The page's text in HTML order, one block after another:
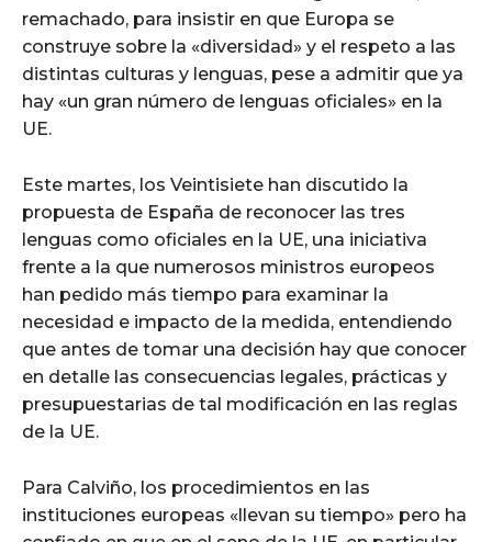
remachado, para insistir en que Europa se
construye sobre la «diversidad» y el respeto a las
distintas culturas y lenguas, pese a admitir que ya
hay «un gran número de lenguas oficiales» en la
UE.
Este martes, los Veintisiete han discutido la
propuesta de España de reconocer las tres
lenguas como oficiales en la UE, una iniciativa
frente a la que numerosos ministros europeos
han pedido más tiempo para examinar la
necesidad e impacto de la medida, entendiendo
que antes de tomar una decisión hay que conocer
en detalle las consecuencias legales, prácticas y
presupuestarias de tal modificación en las reglas
de la UE.
Para Calviño, los procedimientos en las
instituciones europeas «llevan su tiempo» pero ha